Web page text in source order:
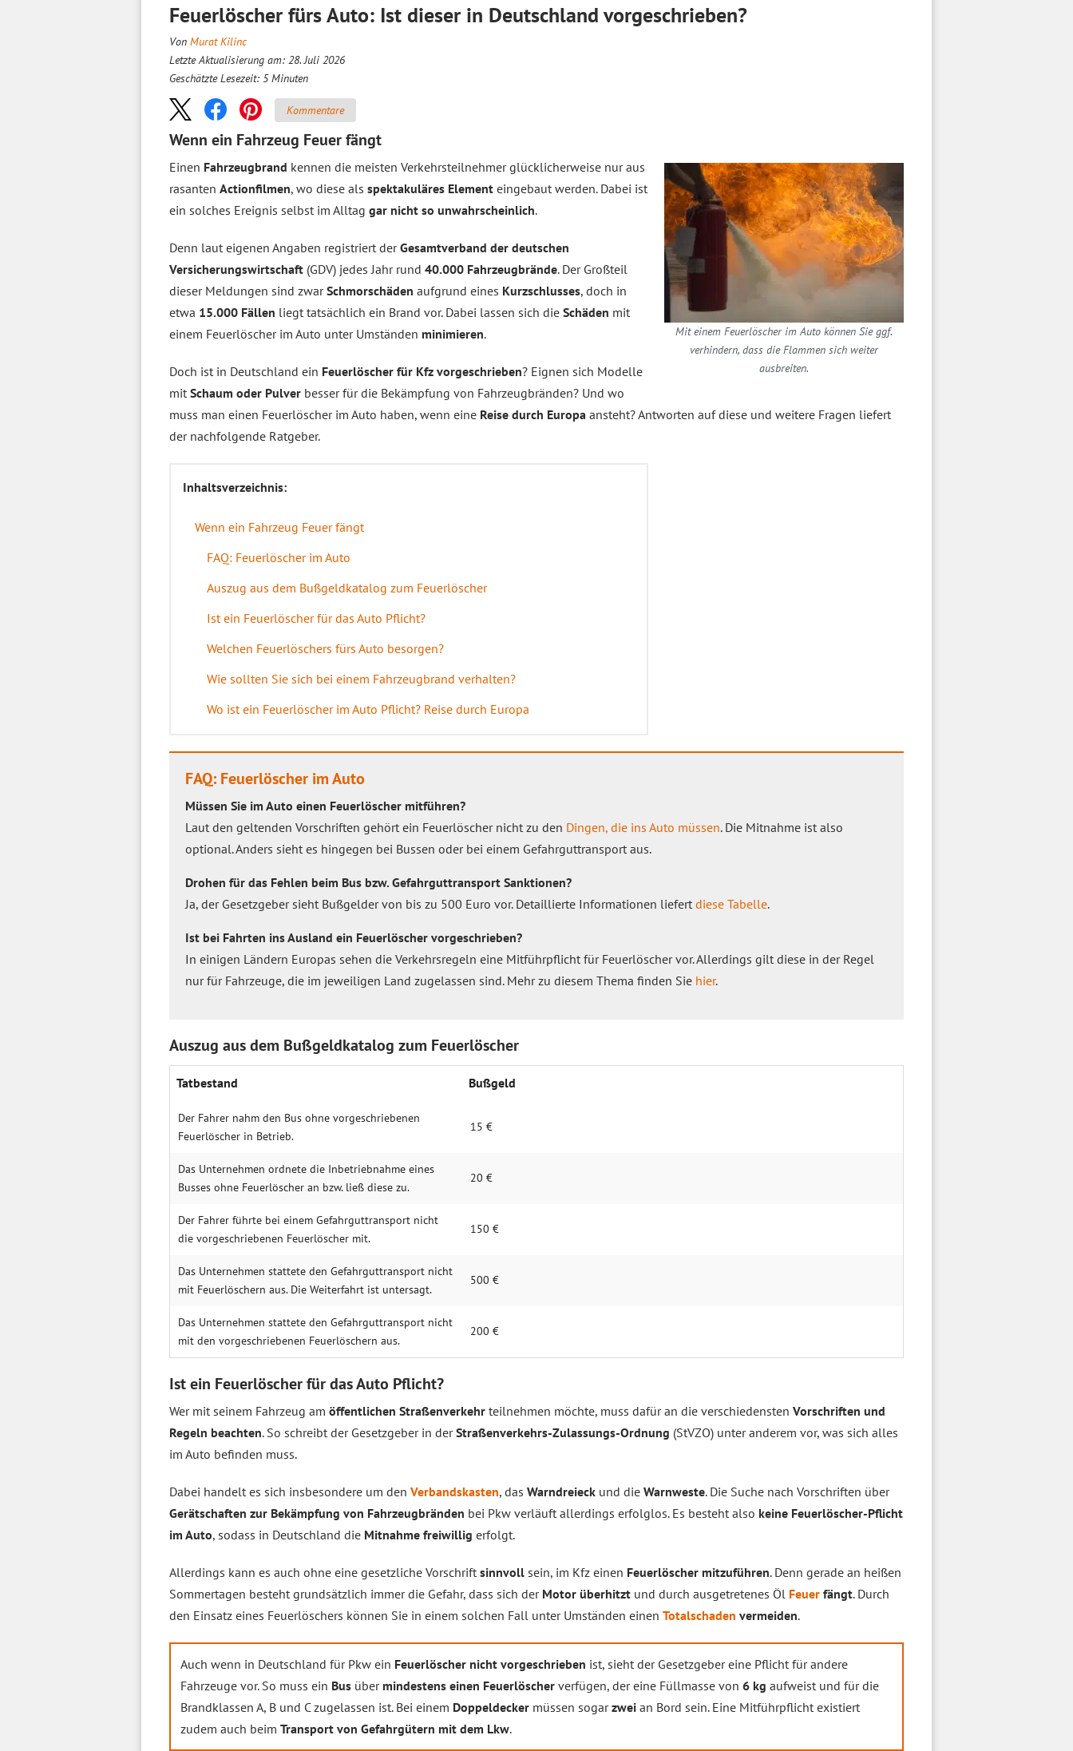
Feuerlöscher fürs Auto: Ist dieser in Deutschland vorgeschrieben?
Von Murat Kilinc
Letzte Aktualisierung am: 28. Juli 2026
Geschätzte Lesezeit: 5 Minuten
Kommentare
Wenn ein Fahrzeug Feuer fängt
Mit einem Feuerlöscher im Auto können Sie ggf.
verhindern, dass die Flammen sich weiter
ausbreiten.
Einen Fahrzeugbrand kennen die meisten Verkehrsteilnehmer glücklicherweise nur aus
rasanten Actionfilmen, wo diese als spektakuläres Element eingebaut werden. Dabei ist
ein solches Ereignis selbst im Alltag gar nicht so unwahrscheinlich.
Denn laut eigenen Angaben registriert derGesamtverband der deutschen
Versicherungswirtschaft (GDV) jedes Jahr rund 40.000 Fahrzeugbrände. Der Großteil
dieser Meldungen sind zwarSchmorschäden aufgrund eines Kurzschlusses, doch in
etwa 15.000 Fällen liegt tatsächlich ein Brand vor. Dabei lassen sich die Schäden mit
einem Feuerlöscher im Auto unter Umständen minimieren.
Doch ist in Deutschland ein Feuerlöscher für Kfz vorgeschrieben? Eignen sich Modelle
mit Schaum oder Pulver besser für die Bekämpfung von Fahrzeugbränden? Und wo
muss man einen Feuerlöscher im Auto haben, wenn eine Reise durch Europa ansteht? Antworten auf diese und weitere Fragen liefert
der nachfolgende Ratgeber.
Inhaltsverzeichnis:
Wenn ein Fahrzeug Feuer fängt
FAQ: Feuerlöscher im Auto
Auszug aus dem Bußgeldkatalog zum Feuerlöscher
Ist ein Feuerlöscher für das Auto Pflicht?
Welchen Feuerlöschers fürs Auto besorgen?
Wie sollten Sie sich bei einem Fahrzeugbrand verhalten?
Wo ist ein Feuerlöscher im Auto Pflicht? Reise durch Europa
FAQ: Feuerlöscher im Auto
Müssen Sie im Auto einen Feuerlöscher mitführen?
Laut den geltenden Vorschriften gehört ein Feuerlöscher nicht zu den Dingen, die ins Auto müssen. Die Mitnahme ist also
optional. Anders sieht es hingegen bei Bussen oder bei einem Gefahrguttransport aus.
Drohen für das Fehlen beim Bus bzw. Gefahrguttransport Sanktionen?
Ja, der Gesetzgeber sieht Bußgelder von bis zu 500 Euro vor. Detaillierte Informationen liefert diese Tabelle.
Ist bei Fahrten ins Ausland ein Feuerlöscher vorgeschrieben?
In einigen Ländern Europas sehen die Verkehrsregeln eine Mitführpflicht für Feuerlöscher vor. Allerdings gilt diese in der Regel
nur für Fahrzeuge, die im jeweiligen Land zugelassen sind. Mehr zu diesem Thema finden Sie hier.
Auszug aus dem Bußgeldkatalog zum Feuerlöscher
Tatbestand Bußgeld
Der Fahrer nahm den Bus ohne vorgeschriebenen
Feuerlöscher in Betrieb.
15 €
Das Unternehmen ordnete die Inbetriebnahme eines
Busses ohne Feuerlöscher an bzw. ließ diese zu.
20 €
Der Fahrer führte bei einem Gefahrguttransport nicht
die vorgeschriebenen Feuerlöscher mit.
150 €
Das Unternehmen stattete den Gefahrguttransport nicht
mit Feuerlöschern aus. Die Weiterfahrt ist untersagt.
500 €
Das Unternehmen stattete den Gefahrguttransport nicht
mit den vorgeschriebenen Feuerlöschern aus.
200 €
Ist ein Feuerlöscher für das Auto Pflicht?
Wer mit seinem Fahrzeug am öffentlichen Straßenverkehr teilnehmen möchte, muss dafür an die verschiedensten Vorschriften und
Regeln beachten. So schreibt der Gesetzgeber in derStraßenverkehrs-Zulassungs-Ordnung (StVZO) unter anderem vor, was sich alles
im Auto befinden muss.
Dabei handelt es sich insbesondere um den Verbandskasten, das Warndreieck und die Warnweste. Die Suche nach Vorschriften über
Gerätschaften zur Bekämpfung von Fahrzeugbränden bei Pkw verläuft allerdings erfolglos. Es besteht also keine Feuerlöscher-Pflicht
im Auto, sodass in Deutschland die Mitnahme freiwillig erfolgt.
Allerdings kann es auch ohne eine gesetzliche Vorschrift sinnvoll sein, im Kfz einen Feuerlöscher mitzuführen. Denn gerade an heißen
Sommertagen besteht grundsätzlich immer die Gefahr, dass sich der Motor überhitzt und durch ausgetretenes Öl Feuer fängt. Durch
den Einsatz eines Feuerlöschers können Sie in einem solchen Fall unter Umständen einen Totalschaden vermeiden.
Auch wenn in Deutschland für Pkw ein Feuerlöscher nicht vorgeschrieben ist, sieht der Gesetzgeber eine Pflicht für andere
Fahrzeuge vor. So muss ein Bus über mindestens einen Feuerlöscher verfügen, der eine Füllmasse von 6 kg aufweist und für die
Brandklassen A, B und C zugelassen ist. Bei einem Doppeldecker müssen sogarzwei an Bord sein. Eine Mitführpflicht existiert
zudem auch beim Transport von Gefahrgütern mit dem Lkw.